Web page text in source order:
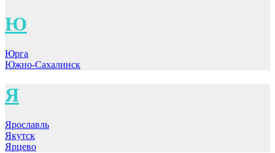
Ю
Юрга
Южно-Сахалинск
Я
Ярославль
Якутск
Ярцево